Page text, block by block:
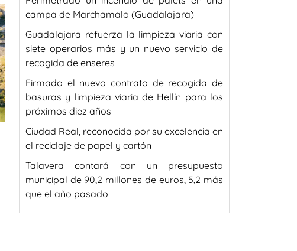
campa de Marchamalo (Guadalajara)
Guadalajara refuerza la limpieza viaria con
siete operarios más y un nuevo servicio de
recogida de enseres
Firmado el nuevo contrato de recogida de
basuras y limpieza viaria de Hellín para los
próximos diez años
Ciudad Real, reconocida por su excelencia en
el reciclaje de papel y cartón
Talavera contará con un presupuesto
municipal de 90,2 millones de euros, 5,2 más
que el año pasado